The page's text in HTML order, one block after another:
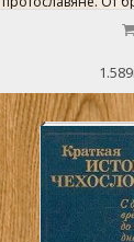
Конец древнейшей
2. Чешские земли
Первые
Страдонице.
Держава
под властью
Германцы и
латенская
боев. Культура
Славяне. Период
империи. Падение
Переселение
древнего периода
только 1-й том (по
не существует...